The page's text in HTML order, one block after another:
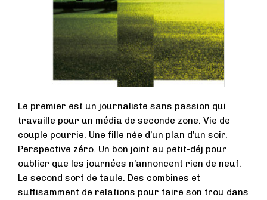
Le premier est un journaliste sans passion qui
travaille pour un média de seconde zone. Vie de
couple pourrie. Une fille née d’un plan d’un soir.
Perspective zéro. Un bon joint au petit-déj pour
oublier que les journées n’annoncent rien de neuf.
Le second sort de taule. Des combines et
suffisamment de relations pour faire son trou dans